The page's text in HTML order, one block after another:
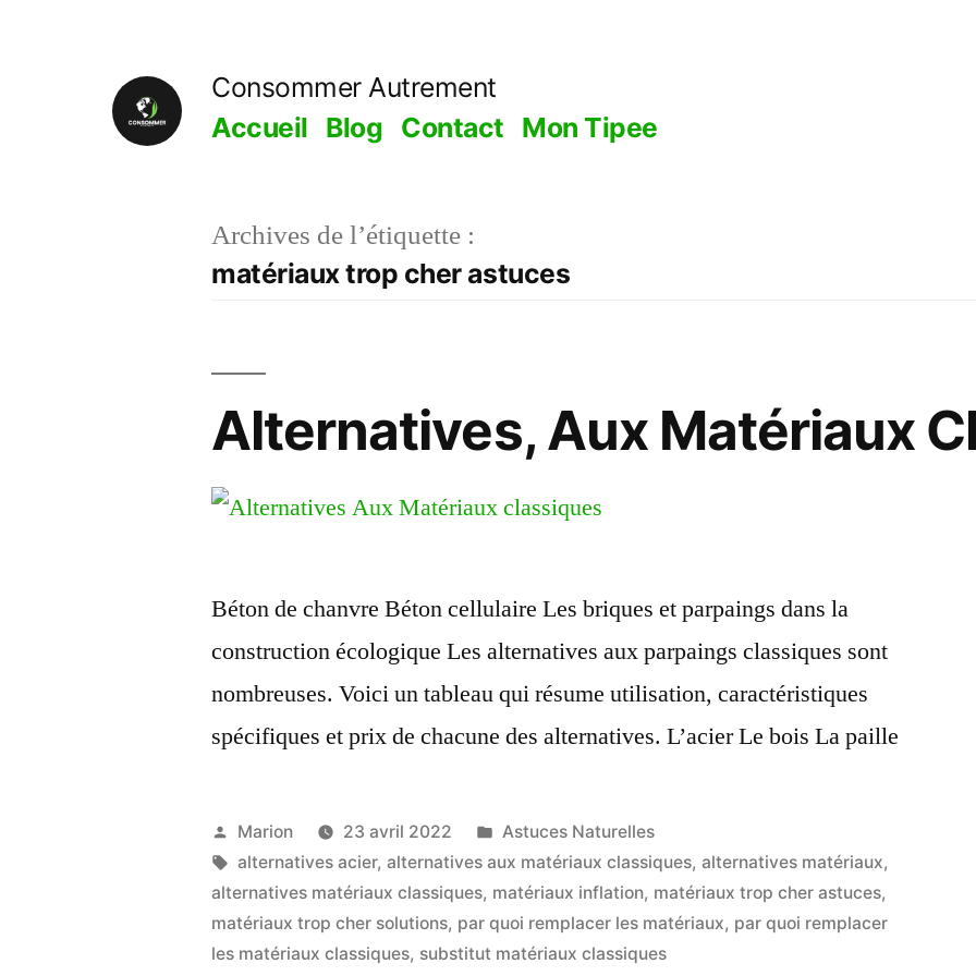
Consommer Autrement
Accueil Blog Contact Mon Tipee
Archives de l’étiquette :
matériaux trop cher astuces
Alternatives, Aux Matériaux
Béton de chanvre Béton cellulaire Les briques et parpaings dans la
construction écologique Les alternatives aux parpaings classiques sont
nombreuses. Voici un tableau qui résume utilisation, caractéristiques
spécifiques et prix de chacune des alternatives. L’acier Le bois La paille
Publié
par
Marion 23 avril 2022
Publié
dans
Astuces Naturelles
Étiquettes :
alternatives acier,alternatives aux matériaux classiques,alternatives matériaux,
alternatives matériaux classiques, matériaux inflation, matériaux trop cher astuces,
matériaux trop cher solutions, par quoi remplacer les matériaux, par quoi remplacer
les matériaux classiques, substitut matériaux classiques